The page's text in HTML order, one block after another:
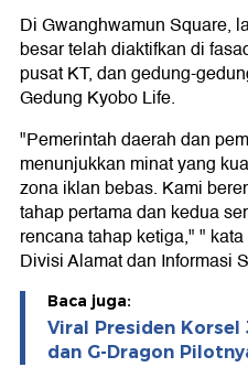
Di Gwanghwamun Square,
besar telah diaktifkan di
pusat KT, dan gedung-
Gedung Kyobo Life.
"Pemerintah daerah dan
menunjukkan minat yang
zona iklan bebas. Kami
tahap pertama dan kedua
rencana tahap ketiga," "
Divisi Alamat dan Informasi
Baca juga:
Viral Presiden
dan G-Dragon